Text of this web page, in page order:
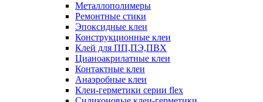
Металлополимеры
Ремонтные стики
Эпоксидные клеи
Конструкционные клеи
Клей для ПП,ПЭ,ПВХ
Цианоакрилатные клеи
Контактные клеи
Анаэробные клеи
Клеи-герметики серии flex